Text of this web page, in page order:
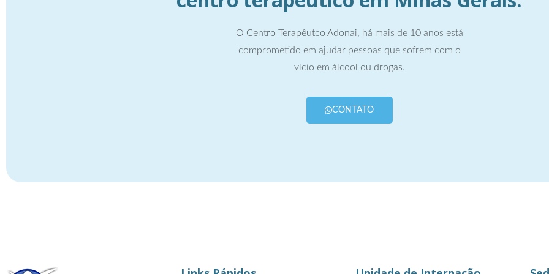
O Centro Terapêutco Adonai, há mais de 10 anos está
comprometido em ajudar pessoas que sofrem com o
vício em álcool ou drogas.
CONTATO